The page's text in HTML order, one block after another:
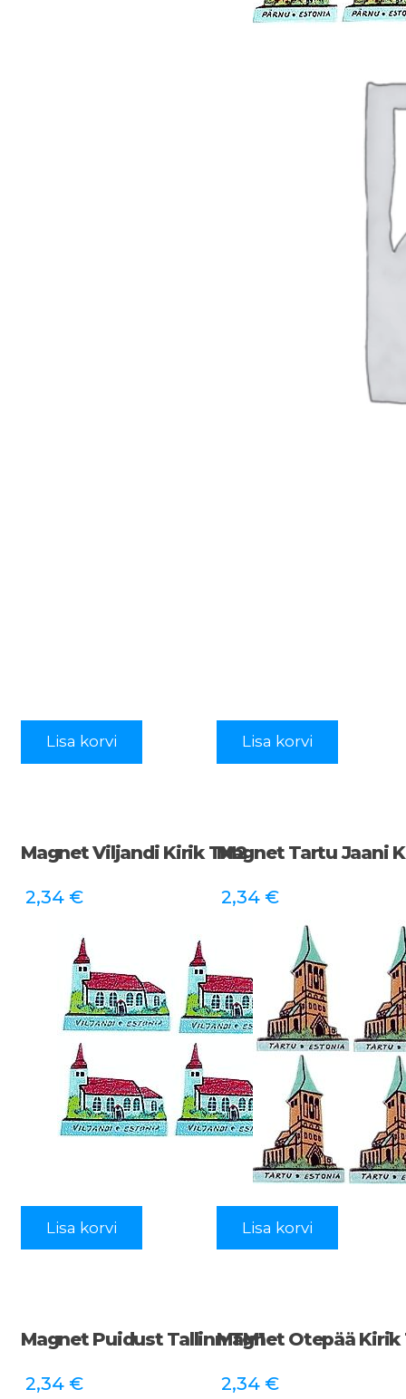
Lisa korvi Lisa korvi
Magnet Viljandi Kirik TM2
2,34 €
Lisa korvi
Magnet Tartu Jaani
2,34 €
Lisa korvi
Magnet Puidust Tallinn TM1
2,34 €
Magnet Otepää Kirik
2,34 €